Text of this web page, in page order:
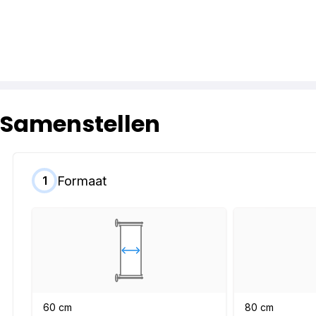
Samenstellen
1 Formaat
60 cm 80 cm